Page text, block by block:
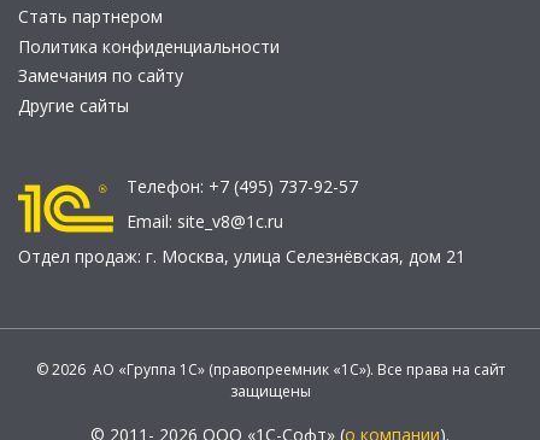
Стать партнером
Политика конфиденциальности
Замечания по сайту
Другие сайты
Телефон: +7 (495) 737-92-57
Email: site_v8@1c.ru
Отдел продаж: г. Москва, улица Селезнёвская, дом 21
© 2026 АО «Группа 1С» (правопреемник «1С»). Все права на сайт
защищены
© 2011- 2026 ООО «1С-Софт» (о компании).